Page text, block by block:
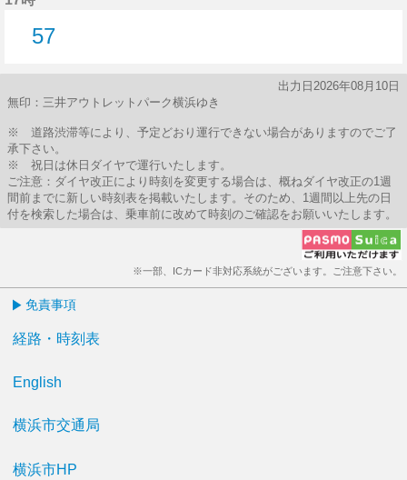
57
出力日2026年08月10日
無印：三井アウトレットパーク横浜ゆき
※ 道路渋滞等により、予定どおり運行できない場合がありますのでご了
承下さい。
※ 祝日は休日ダイヤで運行いたします。
ご注意：ダイヤ改正により時刻を変更する場合は、概ねダイヤ改正の1週
間前までに新しい時刻表を掲載いたします。そのため、1週間以上先の日
付を検索した場合は、乗車前に改めて時刻のご確認をお願いいたします。
※一部、ICカード非対応系統がございます。ご注意下さい。
免責事項
経路・時刻表
English
横浜市交通局
横浜市HP